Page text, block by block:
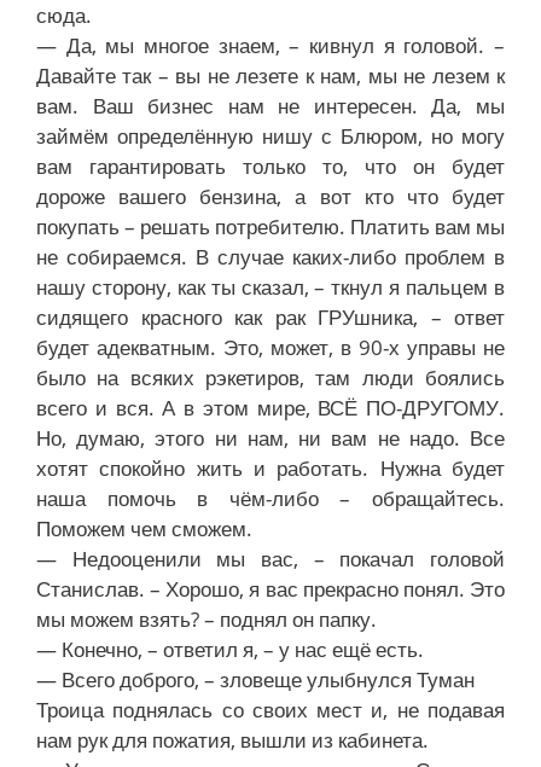
сюда.
— Да, мы многое знаем, – кивнул я головой. –
Давайте так – вы не лезете к нам, мы не лезем к
вам. Ваш бизнес нам не интересен. Да, мы
займём определённую нишу с Блюром, но могу
вам гарантировать только то, что он будет
дороже вашего бензина, а вот кто что будет
покупать – решать потребителю. Платить вам мы
не собираемся. В случае каких-либо проблем в
нашу сторону, как ты сказал, – ткнул я пальцем в
сидящего красного как рак ГРУшника, – ответ
будет адекватным. Это, может, в 90-х управы не
было на всяких рэкетиров, там люди боялись
всего и вся. А в этом мире, ВСЁ ПО-ДРУГОМУ.
Но, думаю, этого ни нам, ни вам не надо. Все
хотят спокойно жить и работать. Нужна будет
наша помочь в чём-либо – обращайтесь.
Поможем чем сможем.
— Недооценили мы вас, – покачал головой
Станислав. – Хорошо, я вас прекрасно понял. Это
мы можем взять? – поднял он папку.
— Конечно, – ответил я, – у нас ещё есть.
— Всего доброго, – зловеще улыбнулся Туман
Троица поднялась со своих мест и, не подавая
нам рук для пожатия, вышли из кабинета.